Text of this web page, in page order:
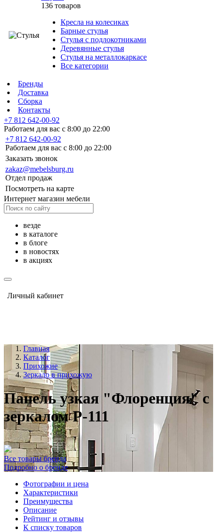
136 товаров
Кресла на колесиках
Барные стулья
Стулья с подлокотниками
Деревянные стулья
Стулья на металлокаркасе
Все категории
Бренды
Доставка
Сборка
Контакты
+7 812 642-00-92
Работаем для вас с 8:00 до 22:00
+7 812 642-00-92
Работаем для вас с 8:00 до 22:00
Заказать звонок
zakaz@mebelsburg.ru
Отдел продаж
Посмотреть на карте
Интернет магазин мебели
везде
в каталоге
в блоге
в новостях
в акциях
Личный кабинет
Главная
Каталог
Прихожие
Зеркало в прихожую
Панель узкая "Флоренция" с
зеркалом Р-111
Все товары бренда
Подробно о бренде
Фотографии и цена
Характеристики
Преимущества
Описание
Рейтинг и отзывы
К списку товаров